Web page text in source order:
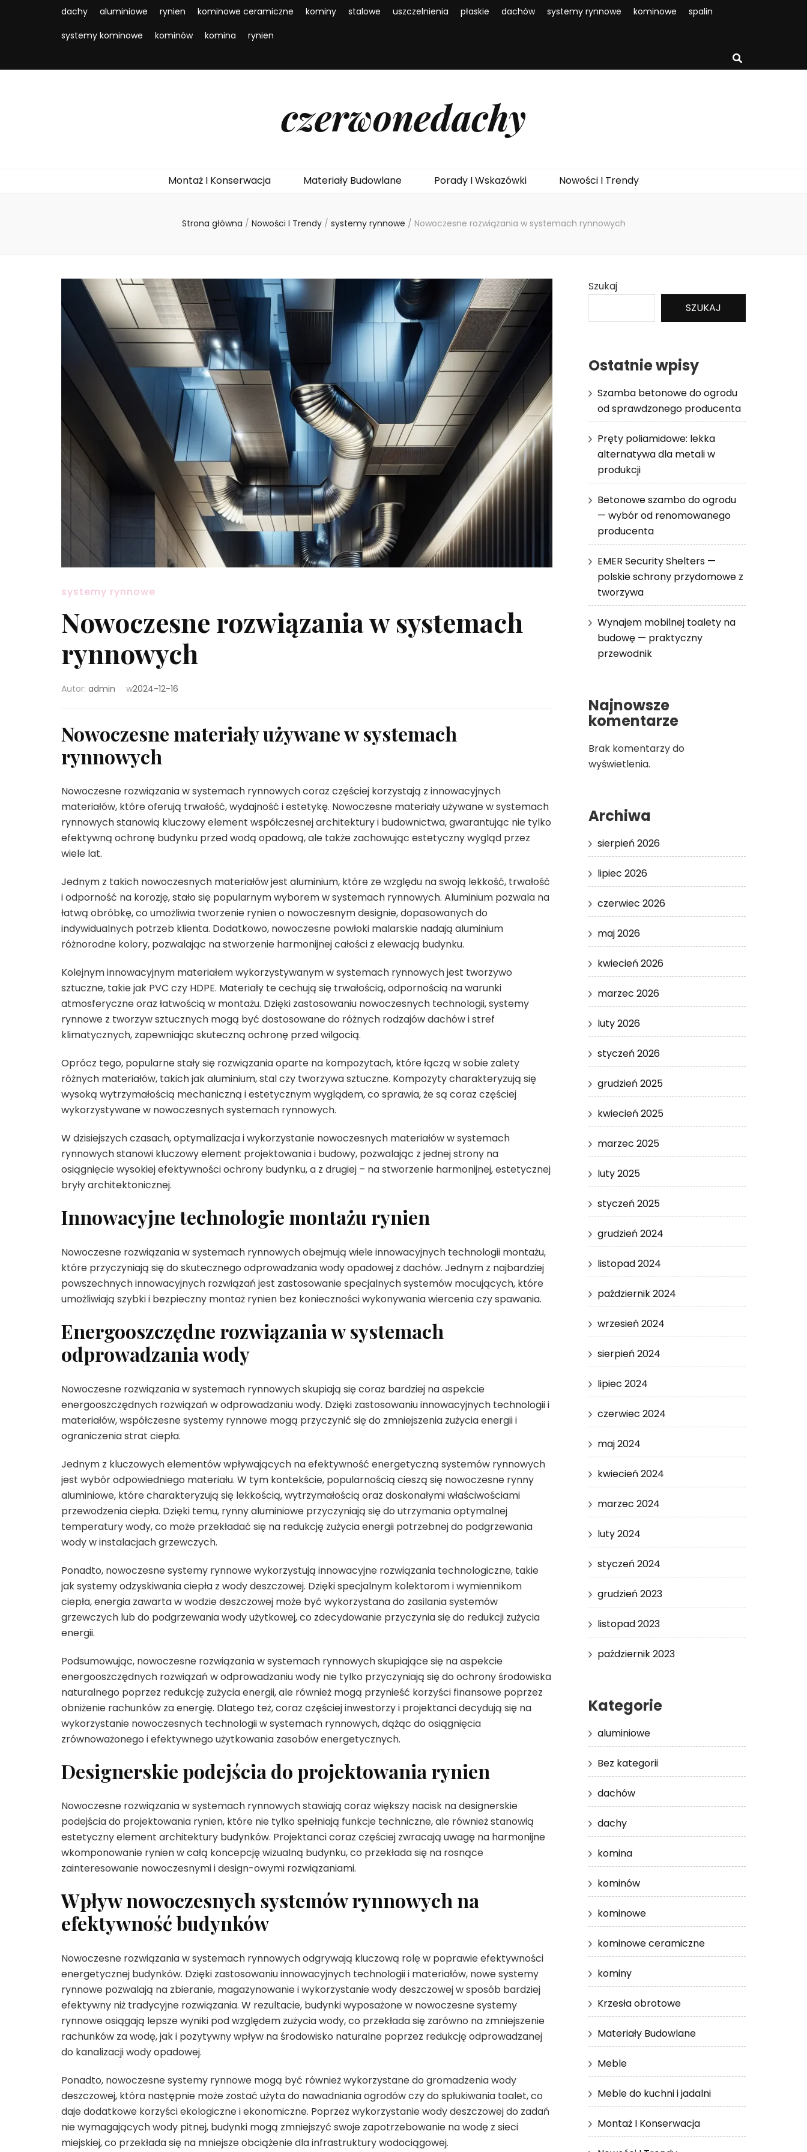
dachy aluminiowe rynien kominowe ceramiczne kominy stalowe uszczelnienia płaskie dachów systemy rynnowe kominowe
spalin
systemy kominowe
kominów komina rynien
czerwonedachy
Montaż I Konserwacja Materiały Budowlane Porady I Wskazówki Nowości I Trendy
Strona główna / Nowości I Trendy / systemy rynnowe / Nowoczesne rozwiązania w systemach rynnowych
systemy rynnowe
Nowoczesne rozwiązania w systemach
rynnowych
Autor: admin w2024-12-16
Nowoczesne materiały używane w systemach
rynnowych
Nowoczesne rozwiązania w systemach rynnowych coraz częściej korzystają z innowacyjnych
materiałów, które oferują trwałość, wydajność i estetykę. Nowoczesne materiały używane w systemach
rynnowych stanowią kluczowy element współczesnej architektury i budownictwa, gwarantując nie tylko
efektywną ochronę budynku przed wodą opadową, ale także zachowując estetyczny wygląd przez
wiele lat.
Jednym z takich nowoczesnych materiałów jest aluminium, które ze względu na swoją lekkość, trwałość
i odporność na korozję, stało się popularnym wyborem w systemach rynnowych. Aluminium pozwala na
łatwą obróbkę, co umożliwia tworzenie rynien o nowoczesnym designie, dopasowanych do
indywidualnych potrzeb klienta. Dodatkowo, nowoczesne powłoki malarskie nadają aluminium
różnorodne kolory, pozwalając na stworzenie harmonijnej całości z elewacją budynku.
Kolejnym innowacyjnym materiałem wykorzystywanym w systemach rynnowych jest tworzywo
sztuczne, takie jak PVC czy HDPE. Materiały te cechują się trwałością, odpornością na warunki
atmosferyczne oraz łatwością w montażu. Dzięki zastosowaniu nowoczesnych technologii, systemy
rynnowe z tworzyw sztucznych mogą być dostosowane do różnych rodzajów dachów i stref
klimatycznych, zapewniając skuteczną ochronę przed wilgocią.
Oprócz tego, popularne stały się rozwiązania oparte na kompozytach, które łączą w sobie zalety
różnych materiałów, takich jak aluminium, stal czy tworzywa sztuczne. Kompozyty charakteryzują się
wysoką wytrzymałością mechaniczną i estetycznym wyglądem, co sprawia, że są coraz częściej
wykorzystywane w nowoczesnych systemach rynnowych.
W dzisiejszych czasach, optymalizacja i wykorzystanie nowoczesnych materiałów w systemach
rynnowych stanowi kluczowy element projektowania i budowy, pozwalając z jednej strony na
osiągnięcie wysokiej efektywności ochrony budynku, a z drugiej – na stworzenie harmonijnej, estetycznej
bryły architektonicznej.
Innowacyjne technologie montażu rynien
Nowoczesne rozwiązania w systemach rynnowych obejmują wiele innowacyjnych technologii montażu,
które przyczyniają się do skutecznego odprowadzania wody opadowej z dachów. Jednym z najbardziej
powszechnych innowacyjnych rozwiązań jest zastosowanie specjalnych systemów mocujących, które
umożliwiają szybki i bezpieczny montaż rynien bez konieczności wykonywania wiercenia czy spawania.
Energooszczędne rozwiązania w systemach
odprowadzania wody
Nowoczesne rozwiązania w systemach rynnowych skupiają się coraz bardziej na aspekcie
energooszczędnych rozwiązań w odprowadzaniu wody. Dzięki zastosowaniu innowacyjnych technologii i
materiałów, współczesne systemy rynnowe mogą przyczynić się do zmniejszenia zużycia energii i
ograniczenia strat ciepła.
Jednym z kluczowych elementów wpływających na efektywność energetyczną systemów rynnowych
jest wybór odpowiedniego materiału. W tym kontekście, popularnością cieszą się nowoczesne rynny
aluminiowe, które charakteryzują się lekkością, wytrzymałością oraz doskonałymi właściwościami
przewodzenia ciepła. Dzięki temu, rynny aluminiowe przyczyniają się do utrzymania optymalnej
temperatury wody, co może przekładać się na redukcję zużycia energii potrzebnej do podgrzewania
wody w instalacjach grzewczych.
Ponadto, nowoczesne systemy rynnowe wykorzystują innowacyjne rozwiązania technologiczne, takie
jak systemy odzyskiwania ciepła z wody deszczowej. Dzięki specjalnym kolektorom i wymiennikom
ciepła, energia zawarta w wodzie deszczowej może być wykorzystana do zasilania systemów
grzewczych lub do podgrzewania wody użytkowej, co zdecydowanie przyczynia się do redukcji zużycia
energii.
Podsumowując, nowoczesne rozwiązania w systemach rynnowych skupiające się na aspekcie
energooszczędnych rozwiązań w odprowadzaniu wody nie tylko przyczyniają się do ochrony środowiska
naturalnego poprzez redukcję zużycia energii, ale również mogą przynieść korzyści finansowe poprzez
obniżenie rachunków za energię. Dlatego też, coraz częściej inwestorzy i projektanci decydują się na
wykorzystanie nowoczesnych technologii w systemach rynnowych, dążąc do osiągnięcia
zrównoważonego i efektywnego użytkowania zasobów energetycznych.
Designerskie podejścia do projektowania rynien
Nowoczesne rozwiązania w systemach rynnowych stawiają coraz większy nacisk na designerskie
podejścia do projektowania rynien, które nie tylko spełniają funkcje techniczne, ale również stanowią
estetyczny element architektury budynków. Projektanci coraz częściej zwracają uwagę na harmonijne
wkomponowanie rynien w całą koncepcję wizualną budynku, co przekłada się na rosnące
zainteresowanie nowoczesnymi i design-owymi rozwiązaniami.
Wpływ nowoczesnych systemów rynnowych na
efektywność budynków
Nowoczesne rozwiązania w systemach rynnowych odgrywają kluczową rolę w poprawie efektywności
energetycznej budynków. Dzięki zastosowaniu innowacyjnych technologii i materiałów, nowe systemy
rynnowe pozwalają na zbieranie, magazynowanie i wykorzystanie wody deszczowej w sposób bardziej
efektywny niż tradycyjne rozwiązania. W rezultacie, budynki wyposażone w nowoczesne systemy
rynnowe osiągają lepsze wyniki pod względem zużycia wody, co przekłada się zarówno na zmniejszenie
rachunków za wodę, jak i pozytywny wpływ na środowisko naturalne poprzez redukcję odprowadzanej
do kanalizacji wody opadowej.
Ponadto, nowoczesne systemy rynnowe mogą być również wykorzystane do gromadzenia wody
deszczowej, która następnie może zostać użyta do nawadniania ogrodów czy do spłukiwania toalet, co
daje dodatkowe korzyści ekologiczne i ekonomiczne. Poprzez wykorzystanie wody deszczowej do zadań
nie wymagających wody pitnej, budynki mogą zmniejszyć swoje zapotrzebowanie na wodę z sieci
miejskiej, co przekłada się na mniejsze obciążenie dla infrastruktury wodociągowej.
Szukaj
SZUKAJ
Ostatnie wpisy
Szamba betonowe do ogrodu
od sprawdzonego producenta
Pręty poliamidowe: lekka
alternatywa dla metali w
produkcji
Betonowe szambo do ogrodu
— wybór od renomowanego
producenta
EMER Security Shelters —
polskie schrony przydomowe z
tworzywa
Wynajem mobilnej toalety na
budowę — praktyczny
przewodnik
Najnowsze
komentarze
Brak komentarzy do
wyświetlenia.
Archiwa
sierpień 2026
lipiec 2026
czerwiec 2026
maj 2026
kwiecień 2026
marzec 2026
luty 2026
styczeń 2026
grudzień 2025
kwiecień 2025
marzec 2025
luty 2025
styczeń 2025
grudzień 2024
listopad 2024
październik 2024
wrzesień 2024
sierpień 2024
lipiec 2024
czerwiec 2024
maj 2024
kwiecień 2024
marzec 2024
luty 2024
styczeń 2024
grudzień 2023
listopad 2023
październik 2023
Kategorie
aluminiowe
Bez kategorii
dachów
dachy
komina
kominów
kominowe
kominowe ceramiczne
kominy
Krzesła obrotowe
Materiały Budowlane
Meble
Meble do kuchni i jadalni
Montaż I Konserwacja